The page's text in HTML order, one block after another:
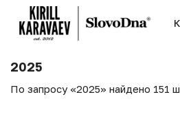
2025
По запросу «2025» найдено 151